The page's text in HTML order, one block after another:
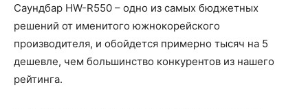
Саундбар HW-R550 – одно из самых бюджетных
решений от именитого южнокорейского
производителя, и обойдется примерно тысяч на 5
дешевле, чем большинство конкурентов из нашего
рейтинга.